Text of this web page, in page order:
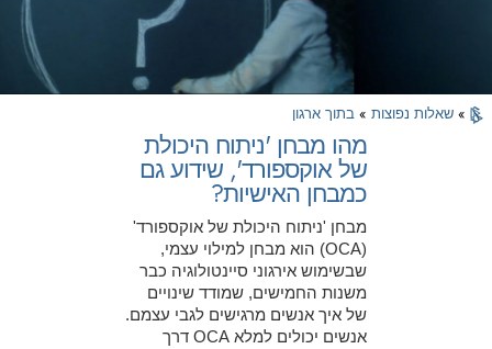
» שאלות נפוצות » בתוך ארגון
מהו מבחן 'ניתוח היכולת
של אוקספורד', שידוע גם
כמבחן האישיות?
מבחן 'ניתוח היכולת של אוקספורד'
(OCA) הוא מבחן למילוי עצמי,
שבשימוש אירגוני סיינטולוגיה כבר
משנות החמישים, שמודד שינויים
של איך אנשים מרגישים לגבי עצמם.
אנשים יכולים למלא OCA דרך